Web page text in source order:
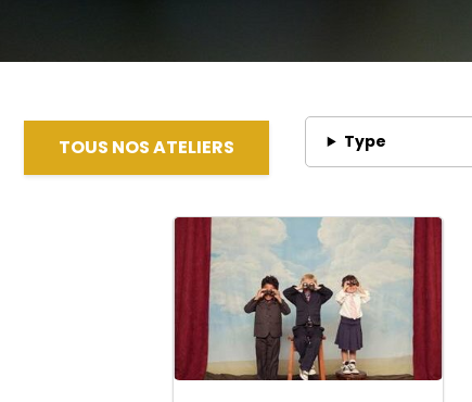
TOUS NOS ATELIERS Type